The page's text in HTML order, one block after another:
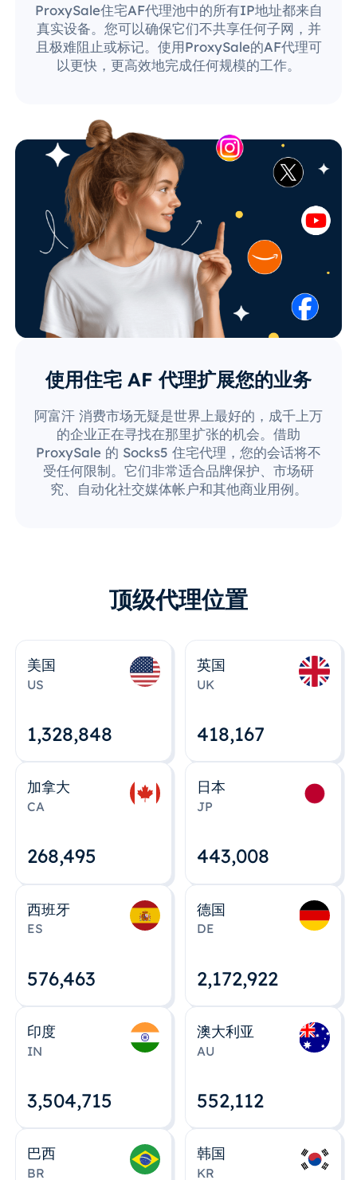
ProxySale住宅AF代理池中的所有IP地址都来自
真实设备。您可以确保它们不共享任何子网，并
且极难阻止或标记。使用ProxySale的AF代理可
以更快，更高效地完成任何规模的工作。
使用住宅 AF 代理扩展您的业务
阿富汗 消费市场无疑是世界上最好的，成千上万
的企业正在寻找在那里扩张的机会。借助
ProxySale 的 Socks5 住宅代理，您的会话将不
受任何限制。它们非常适合品牌保护、市场研
究、自动化社交媒体帐户和其他商业用例。
顶级代理位置
美国
US
1,328,848
英国
UK
418,167
加拿大
CA
268,495
日本
JP
443,008
西班牙
ES
576,463
德国
DE
2,172,922
印度
IN
3,504,715
澳大利亚
AU
552,112
巴西
BR
韩国
KR